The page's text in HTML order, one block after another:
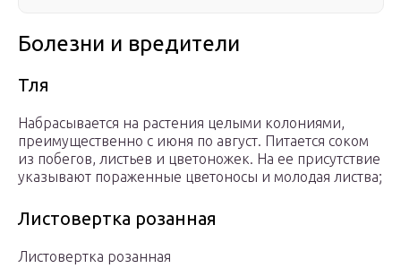
Болезни и вредители
Тля
Набрасывается на растения целыми колониями,
преимущественно с июня по август. Питается соком
из побегов, листьев и цветоножек. На ее присутствие
указывают пораженные цветоносы и молодая листва;
Листовертка розанная
Листовертка розанная